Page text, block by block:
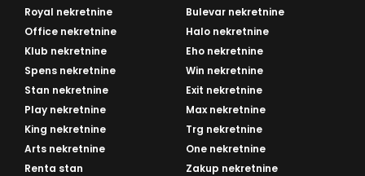
Royal nekretnine
Bulevar nekretnine
Office nekretnine
Halo nekretnine
Klub nekretnine
Eho nekretnine
Spens nekretnine
Win nekretnine
Stan nekretnine
Exit nekretnine
Play nekretnine
Max nekretnine
King nekretnine
Trg nekretnine
Arts nekretnine
One nekretnine
Renta stan
Zakup nekretnine